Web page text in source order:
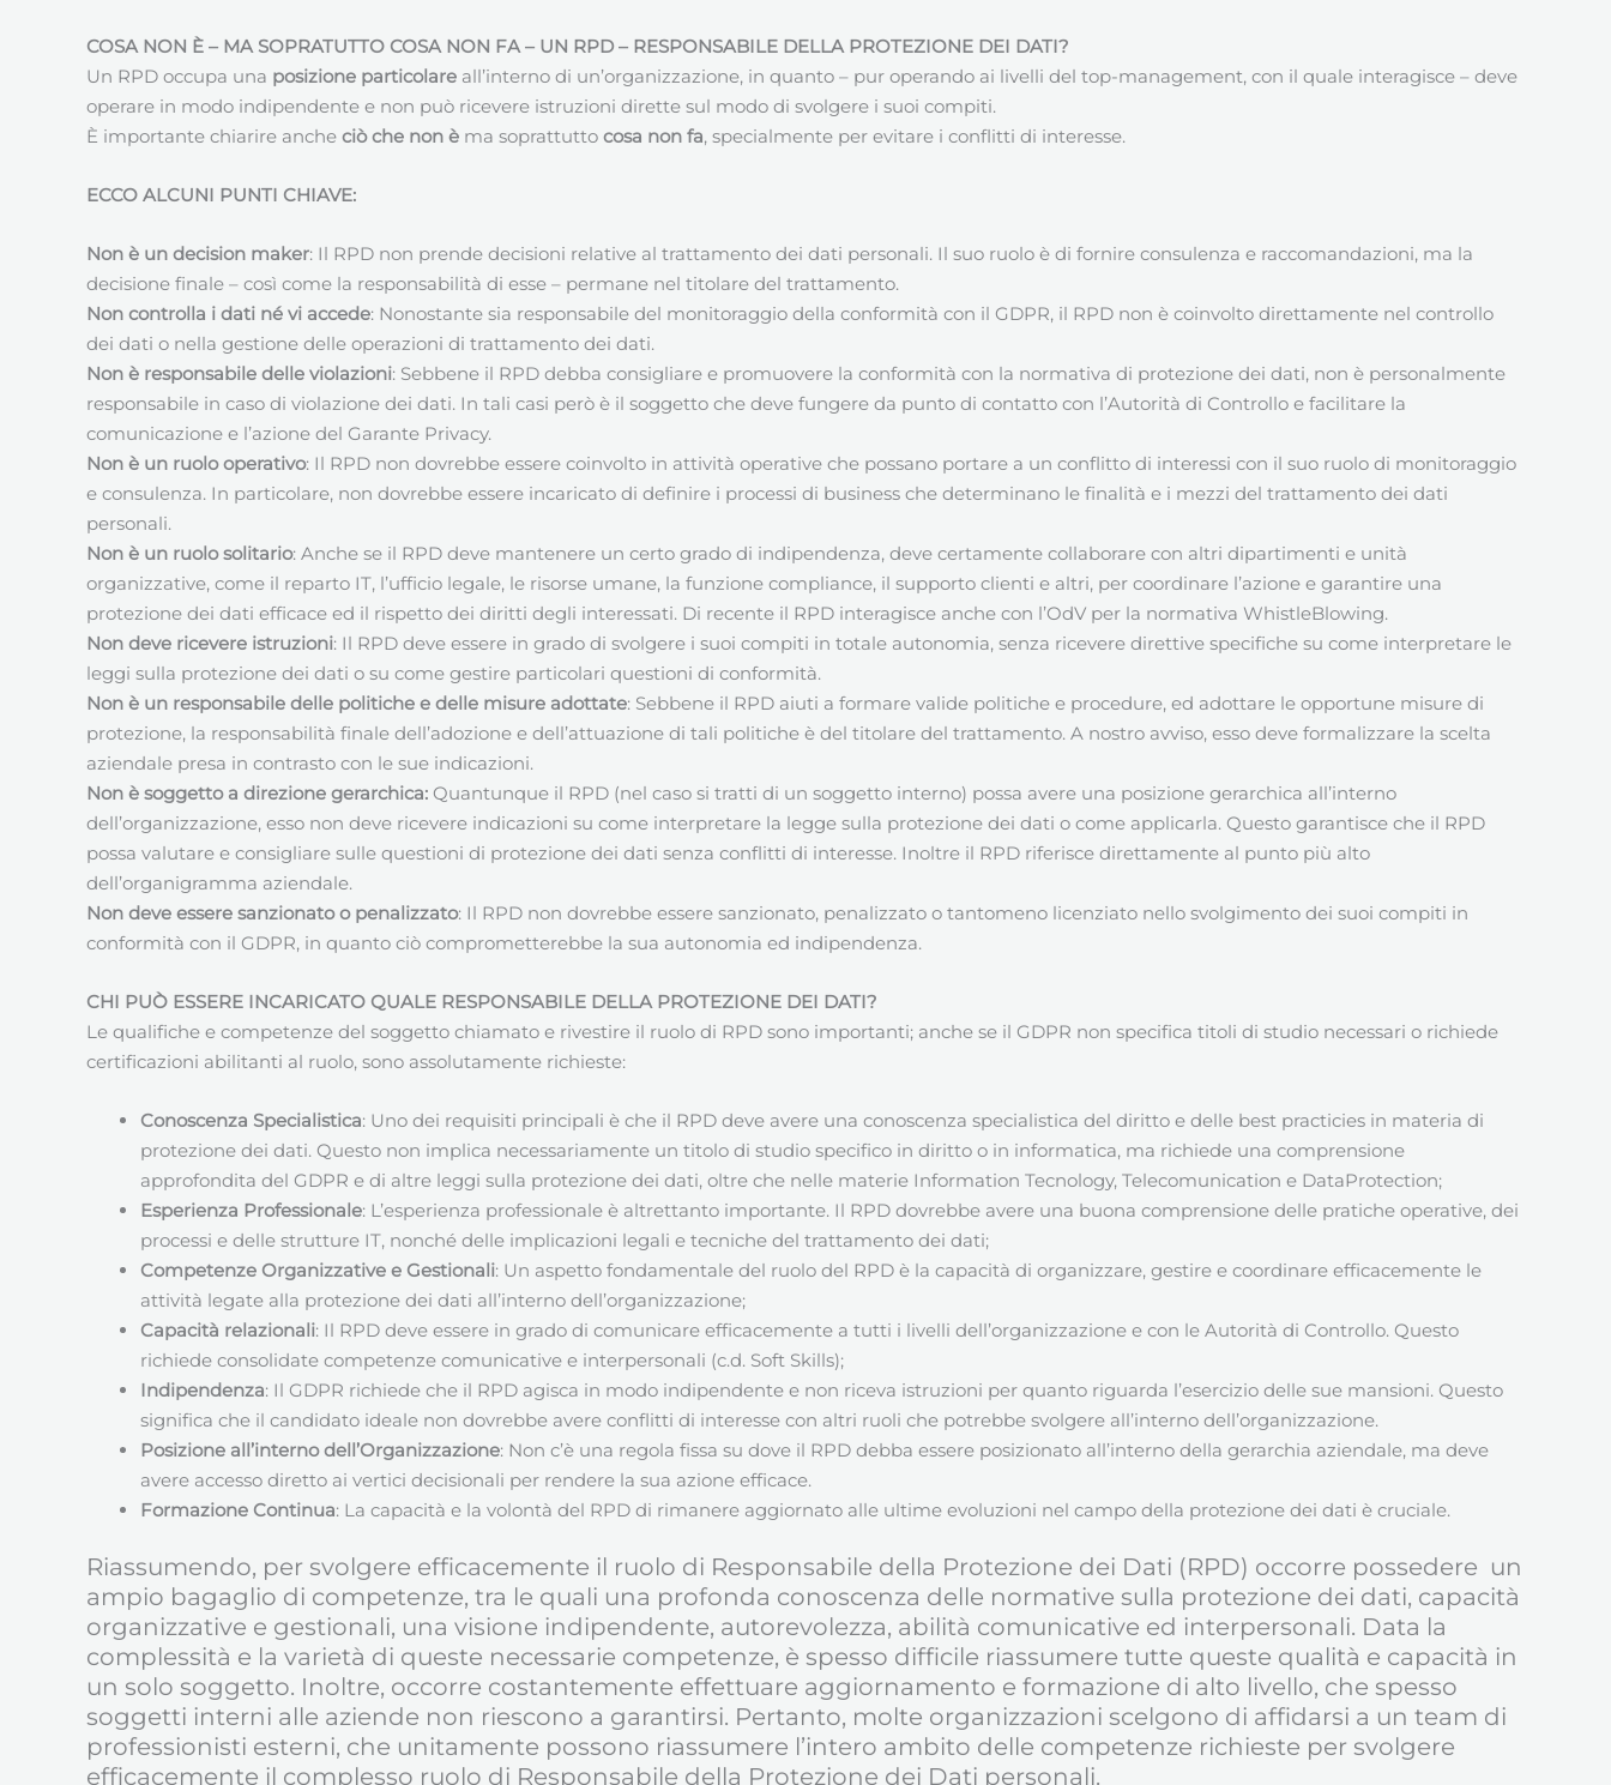
COSA NON È – MA SOPRATUTTO COSA NON FA – UN RPD – RESPONSABILE DELLA PROTEZIONE DEI DATI?
Un RPD occupa una posizione particolare all’interno di un’organizzazione, in quanto – pur operando ai livelli del top-management, con il quale interagisce – deve
operare in modo indipendente e non può ricevere istruzioni dirette sul modo di svolgere i suoi compiti.
È importante chiarire anche ciò che non è ma soprattutto cosa non fa, specialmente per evitare i conflitti di interesse.
ECCO ALCUNI PUNTI CHIAVE:
Non è un decision maker: Il RPD non prende decisioni relative al trattamento dei dati personali. Il suo ruolo è di fornire consulenza e raccomandazioni, ma la
decisione finale – così come la responsabilità di esse – permane nel titolare del trattamento.
Non controlla i dati né vi accede: Nonostante sia responsabile del monitoraggio della conformità con il GDPR, il RPD non è coinvolto direttamente nel controllo
dei dati o nella gestione delle operazioni di trattamento dei dati.
Non è responsabile delle violazioni: Sebbene il RPD debba consigliare e promuovere la conformità con la normativa di protezione dei dati, non è personalmente
responsabile in caso di violazione dei dati. In tali casi però è il soggetto che deve fungere da punto di contatto con l’Autorità di Controllo e facilitare la
comunicazione e l’azione del Garante Privacy.
Non è un ruolo operativo: Il RPD non dovrebbe essere coinvolto in attività operative che possano portare a un conflitto di interessi con il suo ruolo di monitoraggio
e consulenza. In particolare, non dovrebbe essere incaricato di definire i processi di business che determinano le finalità e i mezzi del trattamento dei dati
personali.
Non è un ruolo solitario: Anche se il RPD deve mantenere un certo grado di indipendenza, deve certamente collaborare con altri dipartimenti e unità
organizzative, come il reparto IT, l’ufficio legale, le risorse umane, la funzione compliance, il supporto clienti e altri, per coordinare l’azione e garantire una
protezione dei dati efficace ed il rispetto dei diritti degli interessati. Di recente il RPD interagisce anche con l’OdV per la normativa WhistleBlowing.
Non deve ricevere istruzioni: Il RPD deve essere in grado di svolgere i suoi compiti in totale autonomia, senza ricevere direttive specifiche su come interpretare le
leggi sulla protezione dei dati o su come gestire particolari questioni di conformità.
Non è un responsabile delle politiche e delle misure adottate: Sebbene il RPD aiuti a formare valide politiche e procedure, ed adottare le opportune misure di
protezione, la responsabilità finale dell’adozione e dell’attuazione di tali politiche è del titolare del trattamento. A nostro avviso, esso deve formalizzare la scelta
aziendale presa in contrasto con le sue indicazioni.
Non è soggetto a direzione gerarchica: Quantunque il RPD (nel caso si tratti di un soggetto interno) possa avere una posizione gerarchica all’interno
dell’organizzazione, esso non deve ricevere indicazioni su come interpretare la legge sulla protezione dei dati o come applicarla. Questo garantisce che il RPD
possa valutare e consigliare sulle questioni di protezione dei dati senza conflitti di interesse. Inoltre il RPD riferisce direttamente al punto più alto
dell’organigramma aziendale.
Non deve essere sanzionato o penalizzato: Il RPD non dovrebbe essere sanzionato, penalizzato o tantomeno licenziato nello svolgimento dei suoi compiti in
conformità con il GDPR, in quanto ciò comprometterebbe la sua autonomia ed indipendenza.
CHI PUÒ ESSERE INCARICATO QUALE RESPONSABILE DELLA PROTEZIONE DEI DATI?
Le qualifiche e competenze del soggetto chiamato e rivestire il ruolo di RPD sono importanti; anche se il GDPR non specifica titoli di studio necessari o richiede
certificazioni abilitanti al ruolo, sono assolutamente richieste:
Conoscenza Specialistica: Uno dei requisiti principali è che il RPD deve avere una conoscenza specialistica del diritto e delle best practicies in materia di
protezione dei dati. Questo non implica necessariamente un titolo di studio specifico in diritto o in informatica, ma richiede una comprensione
approfondita del GDPR e di altre leggi sulla protezione dei dati, oltre che nelle materie Information Tecnology, Telecomunication e DataProtection;
Esperienza Professionale: L’esperienza professionale è altrettanto importante. Il RPD dovrebbe avere una buona comprensione delle pratiche operative, dei
processi e delle strutture IT, nonché delle implicazioni legali e tecniche del trattamento dei dati;
Competenze Organizzative e Gestionali: Un aspetto fondamentale del ruolo del RPD è la capacità di organizzare, gestire e coordinare efficacemente le
attività legate alla protezione dei dati all’interno dell’organizzazione;
Capacità relazionali: Il RPD deve essere in grado di comunicare efficacemente a tutti i livelli dell’organizzazione e con le Autorità di Controllo. Questo
richiede consolidate competenze comunicative e interpersonali (c.d. Soft Skills);
Indipendenza: Il GDPR richiede che il RPD agisca in modo indipendente e non riceva istruzioni per quanto riguarda l’esercizio delle sue mansioni. Questo
significa che il candidato ideale non dovrebbe avere conflitti di interesse con altri ruoli che potrebbe svolgere all’interno dell’organizzazione.
Posizione all’interno dell’Organizzazione: Non c’è una regola fissa su dove il RPD debba essere posizionato all’interno della gerarchia aziendale, ma deve
avere accesso diretto ai vertici decisionali per rendere la sua azione efficace.
Formazione Continua: La capacità e la volontà del RPD di rimanere aggiornato alle ultime evoluzioni nel campo della protezione dei dati è cruciale.
Riassumendo, per svolgere efficacemente il ruolo di Responsabile della Protezione dei Dati (RPD) occorre possedere un
ampio bagaglio di competenze, tra le quali una profonda conoscenza delle normative sulla protezione dei dati, capacità
organizzative e gestionali, una visione indipendente, autorevolezza, abilità comunicative ed interpersonali. Data la
complessità e la varietà di queste necessarie competenze, è spesso difficile riassumere tutte queste qualità e capacità in
un solo soggetto. Inoltre, occorre costantemente effettuare aggiornamento e formazione di alto livello, che spesso
soggetti interni alle aziende non riescono a garantirsi. Pertanto, molte organizzazioni scelgono di affidarsi a un team di
professionisti esterni, che unitamente possono riassumere l’intero ambito delle competenze richieste per svolgere
efficacemente il complesso ruolo di Responsabile della Protezione dei Dati personali.